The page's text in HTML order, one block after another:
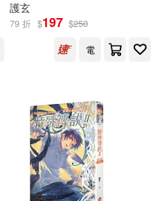
護玄
79 折 $197 $250
電